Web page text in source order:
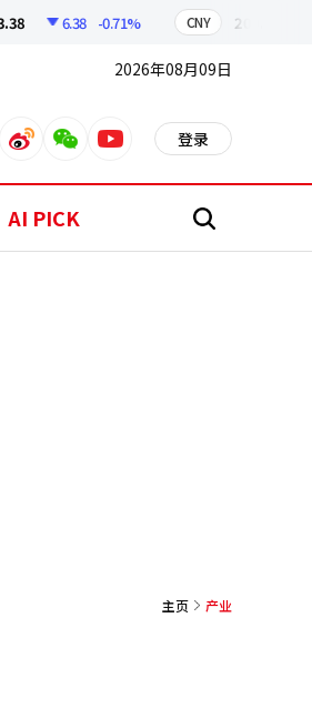
6.38 -0.71% CNY 209.17
2026年08月09日
weiboweixinyoutube 登录
AI PICK 搜
主页 产业